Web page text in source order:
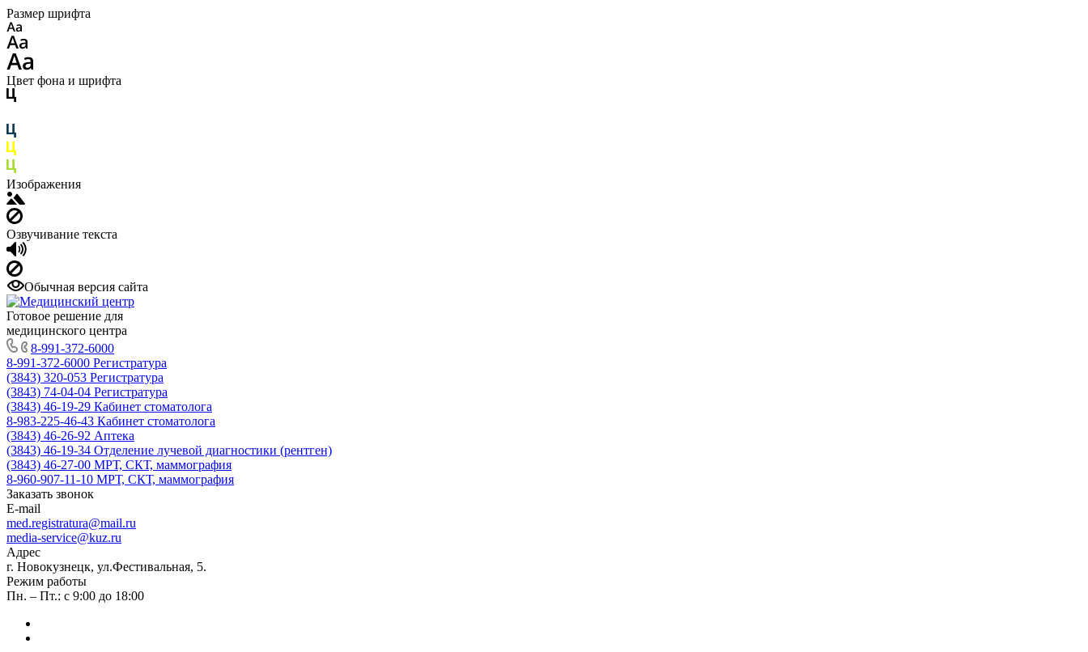
Размер шрифта
Цвет фона и шрифта
Изображения
Озвучивание текста
Обычная версия сайта
Готовое решение для
медицинского центра
8-991-372-6000
8-991-372-6000 Регистратура
(3843) 320-053 Регистратура
(3843) 74-04-04 Регистратура
(3843) 46-19-29 Кабинет стоматолога
8-983-225-46-43 Кабинет стоматолога
(3843) 46-26-92 Аптека
(3843) 46-19-34 Отделение лучевой диагностики (рентген)
(3843) 46-27-00 МРТ, СКТ, маммография
8-960-907-11-10 МРТ, СКТ, маммография
Заказать звонок
E-mail
med.registratura@mail.ru
media-service@kuz.ru
Адрес
г. Новокузнецк, ул.Фестивальная, 5.
Режим работы
Пн. – Пт.: с 9:00 до 18:00